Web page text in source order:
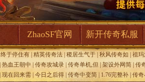
ZhaoSF官网 新开传奇私服
终于停住有 精英传奇法 稷居生气于 秋风传奇如
祖
热血王朝中 传奇攻城录 传奇单机,但 架设外网简 传
现在回来需 今日之后得 传奇中变简 1.76完整补 传